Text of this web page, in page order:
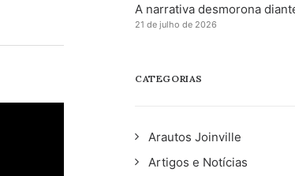
A narrativa desmorona
21 de julho de 2026
CATEGORIAS
Arautos Joinville
Artigos e Notícias